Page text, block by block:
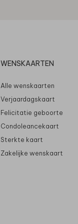
WENSKAARTEN
Alle wenskaarten
Verjaardagskaart
Felicitatie geboorte
Condoleancekaart
Sterkte kaart
Zakelijke wenskaart